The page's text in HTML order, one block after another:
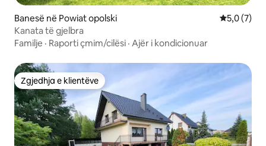
Banesë në Powiat opolski Vlerësimi
5,0 (7)
Kanata të gjelbra
Familje · Raporti çmim/cilësi · Ajër i kondicionuar
Zgjedhja e klientëve
Zgjedhja e klientëve